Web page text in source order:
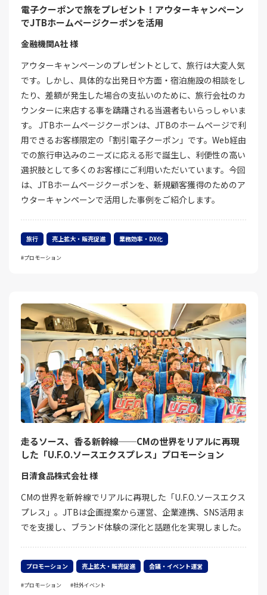
電子クーポンで旅をプレゼント！アウターキャンペーン
でJTBホームページクーポンを活用
金融機関A社 様
アウターキャンペーンのプレゼントとして、旅行は大変人気
です。しかし、具体的な出発日や方面・宿泊施設の相談をし
たり、差額が発生した場合の支払いのために、旅行会社のカ
ウンターに来店する事を躊躇される当選者もいらっしゃいま
す。 JTBホームページクーポンは、JTBのホームページで利
用できるお客様限定の「割引電子クーポン」です。Web経由
での旅行申込みのニーズに応える形で誕生し、利便性の高い
選択肢として多くのお客様にご利用いただいています。今回
は、JTBホームページクーポンを、新規顧客獲得のためのア
ウターキャンペーンで活用した事例をご紹介します。
旅行 売上拡大・販売促進 業務効率・DX化
プロモーション
走るソース、香る新幹線──CMの世界をリアルに再現
した「U.F.O.ソースエクスプレス」プロモーション
日清食品株式会社 様
CMの世界を新幹線でリアルに再現した「U.F.O.ソースエクス
プレス」。JTBは企画提案から運営、企業連携、SNS活用ま
でを支援し、ブランド体験の深化と話題化を実現しました。
プロモーション 売上拡大・販売促進 会議・イベント運営
プロモーション 社外イベント